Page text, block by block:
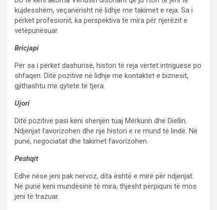
kujdesshëm, veçanërisht në lidhje me takimet e reja. Sa i
përket profesionit, ka perspektiva të mira për njerëzit e
vetëpunësuar.
Bricjapi
Për sa i përket dashurisë, histori të reja vërtet intriguese po
shfaqen. Ditë pozitive në lidhje me kontaktet e biznesit,
gjithashtu me qytete të tjera.
Ujori
Ditë pozitive pasi keni shenjën tuaj Mërkurin dhe Diellin.
Ndjenjat favorizohen dhe një histori e re mund të lindë. Në
punë, negociatat dhe takimet favorizohen.
Peshqit
Edhe nëse jeni pak nervoz, dita është e mirë për ndjenjat.
Në punë keni mundësinë të mira, thjesht përpiquni të mos
jeni të trazuar.